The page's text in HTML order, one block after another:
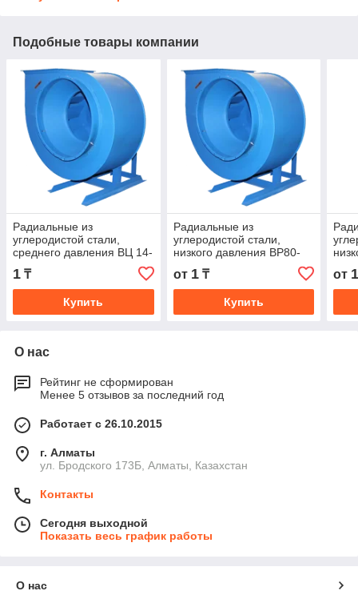
Подобные товары компании
Радиальные из
углеродистой стали,
среднего давления ВЦ 14-
46-3,15 3 кВт
1 ₸
Купить
Радиальные из
углеродистой стали,
низкого давления ВР80-
75-8 сх.1 4 кВт
от 1₸
Купить
от
О нас
Рейтинг не сформирован
Менее 5 отзывов за последний год
Работает с 26.10.2015
г. Алматы
ул. Бродского 173Б, Алматы, Казахстан
Контакты
Сегодня выходной
Показать весь график работы
О нас